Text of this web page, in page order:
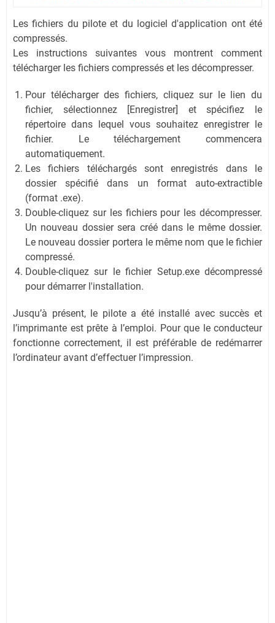
Les fichiers du pilote et du logiciel d'application ont été
compressés.
Les instructions suivantes vous montrent comment
télécharger les fichiers compressés et les décompresser.
Pour télécharger des fichiers, cliquez sur le lien du
fichier, sélectionnez [Enregistrer] et spécifiez le
répertoire dans lequel vous souhaitez enregistrer le
fichier. Le téléchargement commencera
automatiquement.
Les fichiers téléchargés sont enregistrés dans le
dossier spécifié dans un format auto-extractible
(format .exe).
Double-cliquez sur les fichiers pour les décompresser.
Un nouveau dossier sera créé dans le même dossier.
Le nouveau dossier portera le même nom que le fichier
compressé.
Double-cliquez sur le fichier Setup.exe décompressé
pour démarrer l'installation.
Jusqu’à présent, le pilote a été installé avec succès et
l’imprimante est prête à l’emploi. Pour que le conducteur
fonctionne correctement, il est préférable de redémarrer
l’ordinateur avant d’effectuer l’impression.